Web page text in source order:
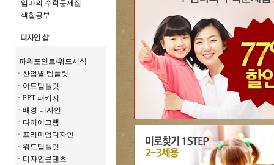
엄마의 수학문제집
색칠공부
파워포인트/워드서식
ㆍ산업별 템플릿
ㆍ아트템플릿
ㆍPPT 패키지
ㆍ배경 디자인
ㆍ다이어그램
ㆍ프리미엄디자인
ㆍ워드템플릿
ㆍ디자인콘텐츠